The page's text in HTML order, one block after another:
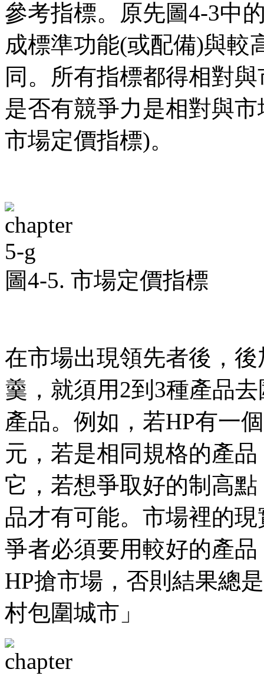
參考指標。原先圖4-3中
成標準功能(或配備)與較
同。所有指標都得相對
是否有競爭力是相對與
市場定價指標)。
圖4-5. 市場定價指標
在市場出現領先者後，
羹，就須用2到3種產品
產品。例如，若HP有一
元，若是相同規格的產
它，若想爭取好的制高
品才有可能。市場裡的
爭者必須要用較好的產
HP搶市場，否則結果總
村包圍城市」